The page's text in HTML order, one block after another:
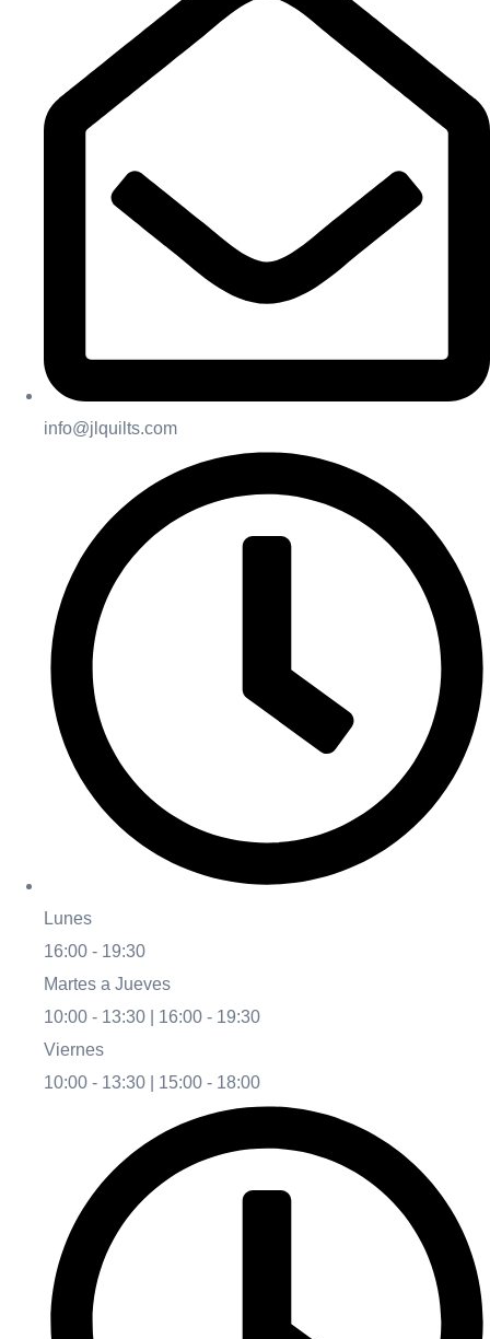
info@jlquilts.com
Lunes
16:00 - 19:30
Martes a Jueves
10:00 - 13:30 | 16:00 - 19:30
Viernes
10:00 - 13:30 | 15:00 - 18:00